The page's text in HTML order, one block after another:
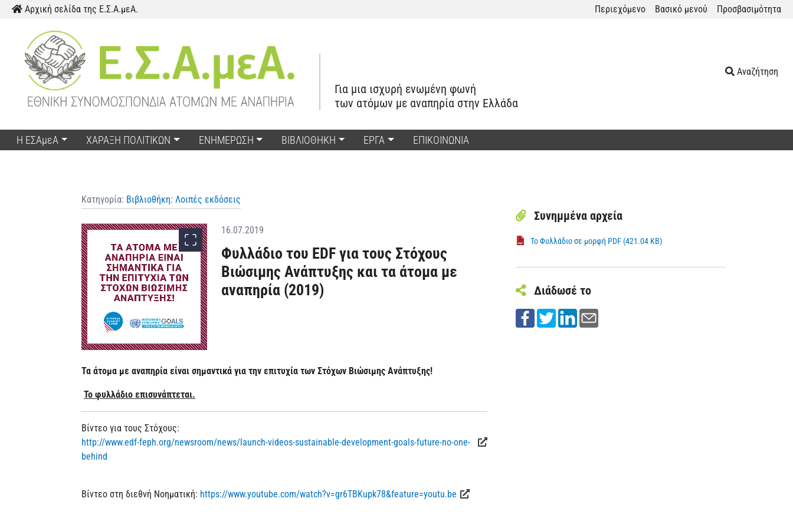
Παράκαμψη προς το περιεχόμενο
Αρχική σελίδα της Ε.Σ.Α.μεΑ. Περιεχόμενο Βασικό μενού Προσβασιμότητα
Για μια ισχυρή ενωμένη φωνή
των ατόμων με αναπηρία στην Ελλάδα
Αναζήτηση
Η ΕΣΑμεΑ ΧΑΡΑΞΗ ΠΟΛΙΤΙΚΩΝ ΕΝΗΜΕΡΩΣΗ ΒΙΒΛΙΟΘΗΚΗ ΕΡΓΑ ΕΠΙΚΟΙΝΩΝΙΑ
Κατηγορία: Βιβλιοθήκη: Λοιπές εκδόσεις
16.07.2019
Φυλλάδιο του EDF για τους Στόχους
Βιώσιμης Ανάπτυξης και τα άτομα με
αναπηρία (2019)
Τα άτομα με αναπηρία είναι σημαντικά για την επιτυχία των Στόχων Βιώσιμης Ανάπτυξης!
Το φυλλάδιο επισυνάπτεται.
Βίντεο για τους Στόχους:
http://www.edf-feph.org/newsroom/news/launch-videos-sustainable-development-goals-future-no-one-
behind
Βίντεο στη διεθνή Νοηματική: https://www.youtube.com/watch?v=gr6TBKupk78&feature=youtu.be
Συνημμένα αρχεία
Το Φυλλάδιο σε μορφή PDF (421.04 KB)
Διάδωσέ το